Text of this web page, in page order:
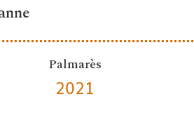
Palmarès
2021